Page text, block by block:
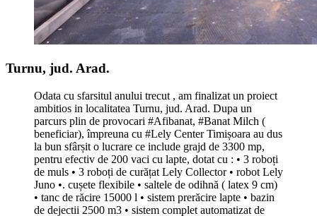
Turnu, jud. Arad.
Odata cu sfarsitul anului trecut , am finalizat un proiect
ambitios in localitatea Turnu, jud. Arad. Dupa un
parcurs plin de provocari #Afibanat, #Banat Milch (
beneficiar), împreuna cu #Lely Center Timișoara au dus
la bun sfârșit o lucrare ce include grajd de 3300 mp,
pentru efectiv de 200 vaci cu lapte, dotat cu : • 3 roboți
de muls • 3 roboți de curățat Lely Collector • robot Lely
Juno •. cușete flexibile • saltele de odihnă ( latex 9 cm)
• tanc de răcire 15000 l • sistem prerăcire lapte • bazin
de dejectii 2500 m3 • sistem complet automatizat de